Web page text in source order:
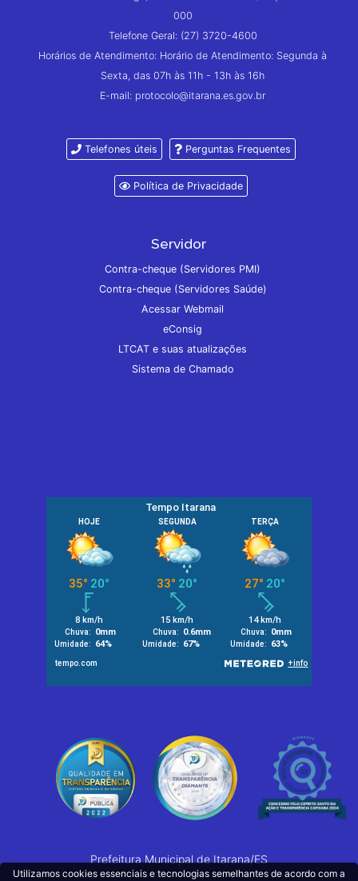
000
Telefone Geral: (27) 3720-4600
Horários de Atendimento: Horário de Atendimento: Segunda à
Sexta, das 07h às 11h - 13h às 16h
E-mail: protocolo@itarana.es.gov.br
Telefones úteis Perguntas Frequentes
Política de Privacidade
Servidor
Contra-cheque (Servidores PMI)
Contra-cheque (Servidores Saúde)
Acessar Webmail
eConsig
LTCAT e suas atualizações
Sistema de Chamado
Prefeitura Municipal de Itarana/ES
Utilizamos cookies essenciais e tecnologias semelhantes de acordo com a